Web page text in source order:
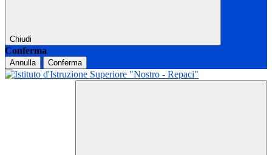
Chiudi
Conferma
Annulla Conferma